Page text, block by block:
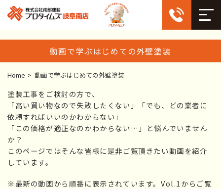
動画で学ぶはじめての外壁塗装
Home > 動画で学ぶはじめての外壁塗装
塗装工事をご検討の方で、
「高い買い物なので失敗したくない」「でも、どの業者に
依頼すればいいのかわからない」
「この価格が適正なのかわからない…」と悩んでいません
か？
このページではそんな皆様に是非ご覧頂きたい動画を紹介
しています。
※最新の動画から順番に表示されています。Vol.1からご覧